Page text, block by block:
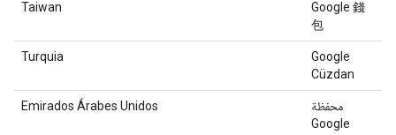
Taiwan
Google 錢
包
Turquia
Google
Cüzdan
Emirados Árabes Unidos
محفظة
Google